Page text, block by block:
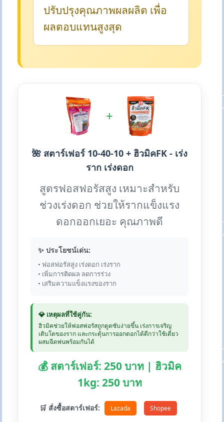
ปรับปรุงคุณภาพผลผลิต เพื่อ
ผลตอบแทนสูงสุด
+
🌺 สตาร์เฟอร์ 10-40-10 + ฮิวมิคFK - เร่ง
ราก เร่งดอก
สูตรฟอสฟอรัสสูง เหมาะสำหรับ
ช่วงเร่งดอก ช่วยให้รากแข็งแรง
ดอกออกเยอะ คุณภาพดี
✨ ประโยชน์เด่น:
• ฟอสฟอรัสสูง เร่งดอก เร่งราก
• เพิ่มการติดผล ลดการร่วง
• เสริมความแข็งแรงของราก
💎 เหตุผลที่ใช้คู่กัน:
ฮิวมิคช่วยให้ฟอสฟอรัสถูกดูดซับง่ายขึ้น เร่งการเจริญ
เติบโตของราก และกระตุ้นการออกดอกได้ดีกว่าใช้เดี่ยว
ผสมฉีดพ่นพร้อมกันได้
💰 สตาร์เฟอร์: 250 บาท | ฮิวมิค
1kg: 250 บาท
🛒 สั่งซื้อสตาร์เฟอร์: Lazada Shopee